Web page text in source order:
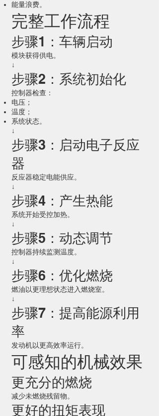
能量浪费。
完整工作流程
步骤1：车辆启动
模块获得供电。
↓
步骤2：系统初始化
控制器检查：
电压；
温度；
系统状态。
↓
步骤3：启动电子反应
器
反应器稳定电能供应。
↓
步骤4：产生热能
系统开始受控加热。
↓
步骤5：动态调节
控制器持续监测温度。
↓
步骤6：优化燃烧
燃油以更理想状态进入燃烧室。
↓
步骤7：提高能源利用
率
发动机以更高效率运行。
可感知的机械效果
更充分的燃烧
减少未燃烧残留物。
更好的扭矩表现